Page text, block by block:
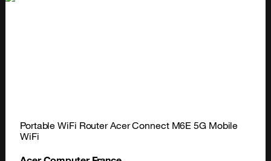
Portable WiFi Router Acer Connect M6E 5G Mobile
WiFi